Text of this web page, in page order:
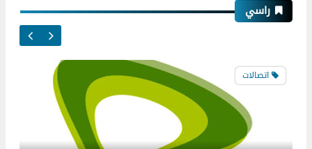
راسي
شرح تشغيل اورنج كول تون
اتصالات